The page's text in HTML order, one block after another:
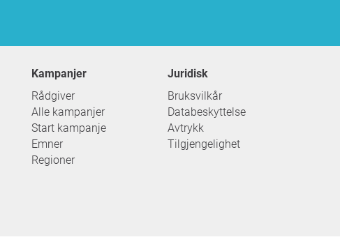
Kampanjer
Rådgiver
Alle kampanjer
Start kampanje
Emner
Regioner
Juridisk
Bruksvilkår
Databeskyttelse
Avtrykk
Tilgjengelighet